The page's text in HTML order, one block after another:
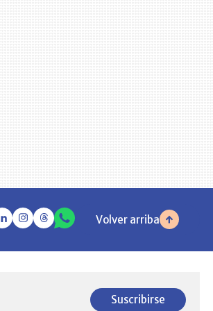
Volver arriba
Suscribirse